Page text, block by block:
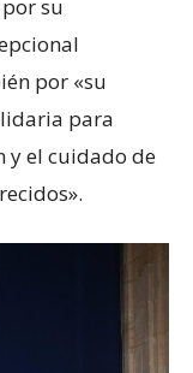
su
por «su
para
y el cuidado de